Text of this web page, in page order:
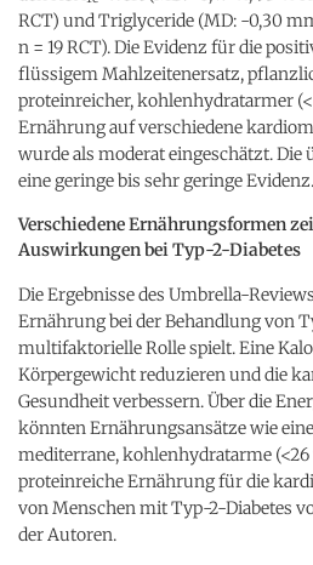
RCT) und Triglyceride (MD: -0,30
n = 19 RCT). Die Evidenz für die
flüssigem Mahlzeitenersatz,
proteinreicher, kohlenhydratarmer
Ernährung auf verschiedene
wurde als moderat eingeschätzt. Die
eine geringe bis sehr geringe Evidenz.
Verschiedene Ernährungsformen
Auswirkungen bei Typ-2-Diabetes
Die Ergebnisse des Umbrella-
Ernährung bei der Behandlung von
multifaktorielle Rolle spielt. Eine
Körpergewicht reduzieren und die
Gesundheit verbessern. Über die
könnten Ernährungsansätze wie
mediterrane, kohlenhydratarme (<26
proteinreiche Ernährung für die
von Menschen mit Typ-2-Diabetes
der Autoren.